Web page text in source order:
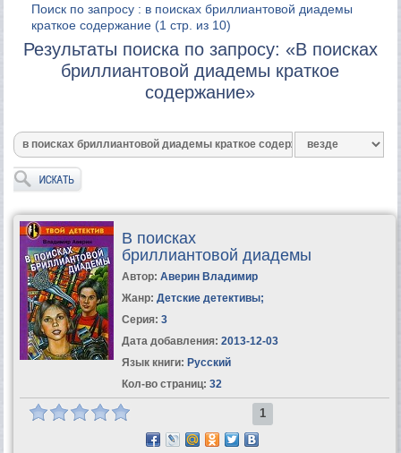
Поиск по запросу : в поисках бриллиантовой диадемы
краткое содержание (1 стр. из 10)
Результаты поиска по запросу: «В поисках
бриллиантовой диадемы краткое
содержание»
В поисках
бриллиантовой диадемы
Автор: Аверин Владимир
Жанр: Детские детективы;
Серия: 3
Дата добавления: 2013-12-03
Язык книги: Русский
Кол-во страниц: 32
1